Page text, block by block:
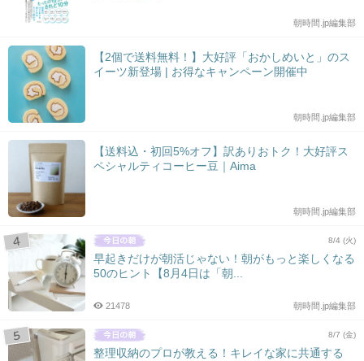
朝時間.jp編集部
【2個で送料無料！】大好評「おかしめいと」のス
イーツ新登場 | お得なキャンペーン開催中
朝時間.jp編集部
【送料込・初回5%オフ】訳ありおトク！大好評ス
ペシャルティコーヒー豆｜Aima
朝時間.jp編集部
8/4 (火)
早起きだけが朝活じゃない！朝がもっと楽しくなる
50のヒント【8月4日は「朝...
朝時間.jp編集部
21478
8/7 (金)
整理収納のプロが教える！キレイな家に共通する